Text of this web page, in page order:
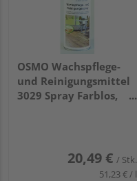
OSMO Wachspflege-
und Reinigungsmittel
3029 Spray Farblos,
20,49 € / Stk.
51,23 € / l